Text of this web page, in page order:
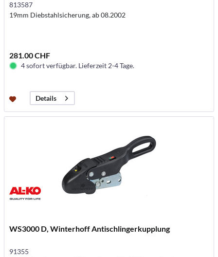
813587
19mm Diebstahlsicherung, ab 08.2002
281.00 CHF
4 sofort verfügbar. Lieferzeit 2-4 Tage.
Details
WS3000 D, Winterhoff Antischlingerkupplung
91355